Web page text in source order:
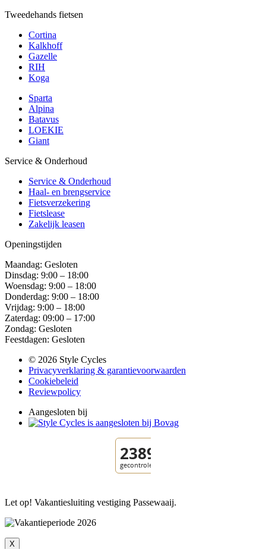
Tweedehands fietsen
Cortina
Kalkhoff
Gazelle
RIH
Koga
Sparta
Alpina
Batavus
LOEKIE
Giant
Service & Onderhoud
Service & Onderhoud
Haal- en brengservice
Fietsverzekering
Fietslease
Zakelijk leasen
Openingstijden
Maandag: Gesloten
Dinsdag: 9:00 – 18:00
Woensdag: 9:00 – 18:00
Donderdag: 9:00 – 18:00
Vrijdag: 9:00 – 18:00
Zaterdag: 09:00 – 17:00
Zondag: Gesloten
Feestdagen: Gesloten
© 2026 Style Cycles
Privacyverklaring & garantievoorwaarden
Cookiebeleid
Reviewpolicy
Aangesloten bij
Let op! Vakantiesluiting vestiging Passewaaij.
X